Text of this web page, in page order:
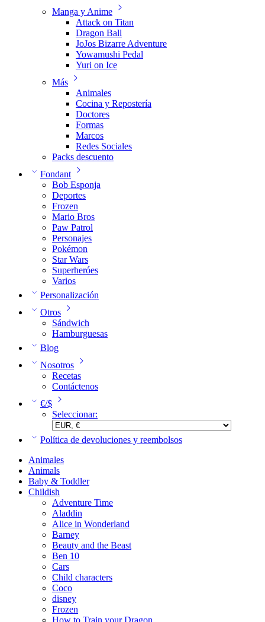
Manga y Anime
Attack on Titan
Dragon Ball
JoJos Bizarre Adventure
Yowamushi Pedal
Yuri on Ice
Más
Animales
Cocina y Repostería
Doctores
Formas
Marcos
Redes Sociales
Packs descuento
Fondant
Bob Esponja
Deportes
Frozen
Mario Bros
Paw Patrol
Personajes
Pokémon
Star Wars
Superheróes
Varios
Personalización
Otros
Sándwich
Hamburguesas
Blog
Nosotros
Recetas
Contáctenos
€/$
Seleccionar:
Política de devoluciones y reembolsos
Animales
Animals
Baby & Toddler
Childish
Adventure Time
Aladdin
Alice in Wonderland
Barney
Beauty and the Beast
Ben 10
Cars
Child characters
Coco
disney
Frozen
How to Train your Dragon